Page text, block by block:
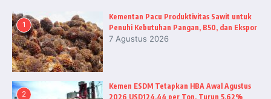
1
Kementan Pacu Produktivitas Sawit untuk
Penuhi Kebutuhan Pangan, B50, dan Ekspor
7 Agustus 2026
2
Kemen ESDM Tetapkan HBA Awal Agustus
2026 USD124,44 per Ton, Turun 5,62%